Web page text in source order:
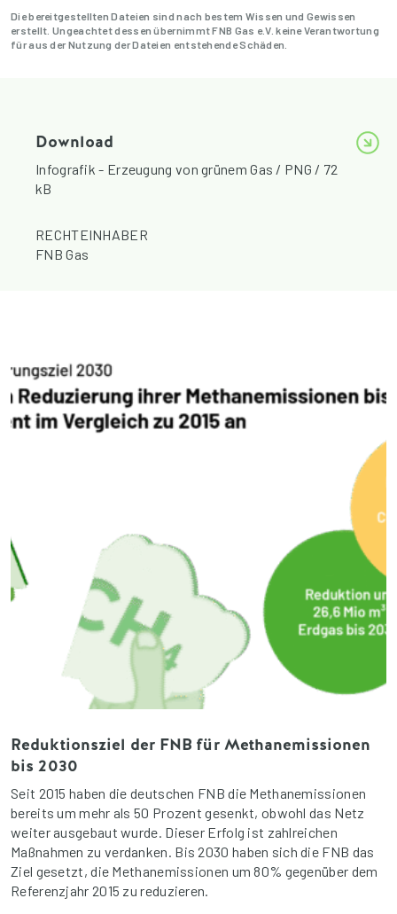
Die bereitgestellten Dateien sind nach bestem Wissen und Gewissen
erstellt. Ungeachtet dessen übernimmt FNB Gas e.V. keine Verantwortung
für aus der Nutzung der Dateien entstehende Schäden.
Download
Infografik - Erzeugung von grünem Gas / PNG / 72
kB
RECHTEINHABER
FNB Gas
Reduktionsziel der FNB für Methanemissionen
bis 2030
Seit 2015 haben die deutschen FNB die Methanemissionen
bereits um mehr als 50 Prozent gesenkt, obwohl das Netz
weiter ausgebaut wurde. Dieser Erfolg ist zahlreichen
Maßnahmen zu verdanken. Bis 2030 haben sich die FNB das
Ziel gesetzt, die Methanemissionen um 80% gegenüber dem
Referenzjahr 2015 zu reduzieren.